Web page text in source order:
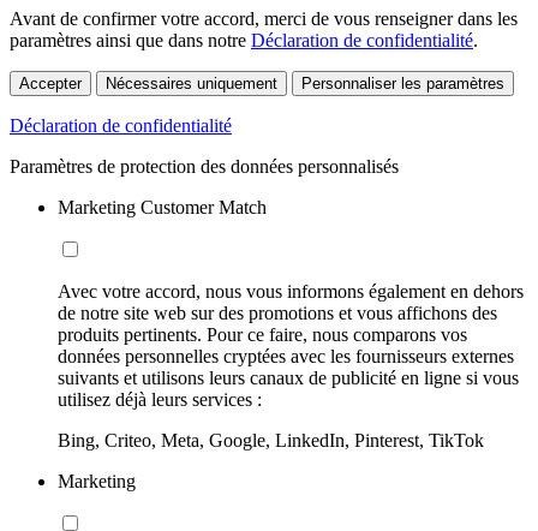
Avant de confirmer votre accord, merci de vous renseigner dans les
paramètres ainsi que dans notre Déclaration de confidentialité.
Accepter Nécessaires uniquement Personnaliser les paramètres
Déclaration de confidentialité
Paramètres de protection des données personnalisés
Marketing Customer Match
Avec votre accord, nous vous informons également en dehors
de notre site web sur des promotions et vous affichons des
produits pertinents. Pour ce faire, nous comparons vos
données personnelles cryptées avec les fournisseurs externes
suivants et utilisons leurs canaux de publicité en ligne si vous
utilisez déjà leurs services :
Bing, Criteo, Meta, Google, LinkedIn, Pinterest, TikTok
Marketing